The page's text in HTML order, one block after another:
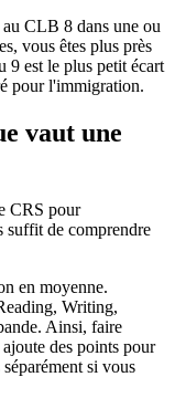
CLB 8 dans une ou
vous êtes plus près
9 est le plus petit écart
pour l'immigration.
vaut une
CRS pour
suffit de comprendre
en moyenne.
Writing,
Ainsi, faire
des points pour
si vous